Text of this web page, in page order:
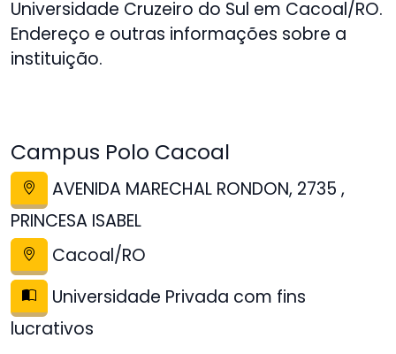
Universidade Cruzeiro do Sul em Cacoal/RO.
Endereço e outras informações sobre a
instituição.
Campus Polo Cacoal
AVENIDA MARECHAL RONDON, 2735 ,
PRINCESA ISABEL
Cacoal/RO
Universidade Privada com fins
lucrativos